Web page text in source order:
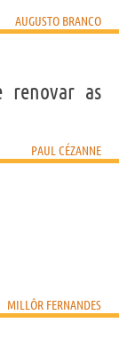
AUGUSTO BRANCO
renovar as
PAUL CÉZANNE
MILLÔR FERNANDES